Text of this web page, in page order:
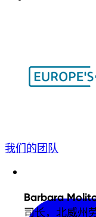
我们的团队
Barbara
司长，北威州